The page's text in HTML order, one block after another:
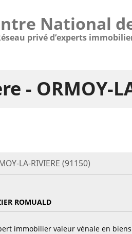
National
privé d’experts
- ORMOY-
LA-RIVIERE (91150)
ROMUALD
immobilier valeur vénale en